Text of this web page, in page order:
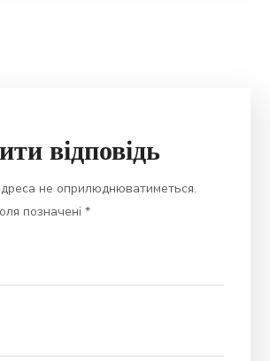
відповідь
не оприлюднюватиметься.
позначені*